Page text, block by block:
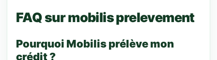
FAQ sur mobilis prelevement
Pourquoi Mobilis prélève mon
crédit ?